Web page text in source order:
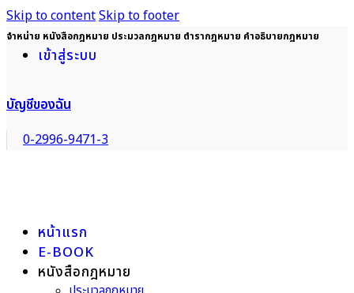
Skip to contentSkip to footer
จำหน่าย หนังสือกฎหมาย ประมวลกฎหมาย ตำรากฎหมาย คำอธิบายกฎหมาย
เข้าสู่ระบบ
บัญชีของฉัน
0-2996-9471-3
หน้าแรก
E-BOOK
หนังสือกฎหมาย